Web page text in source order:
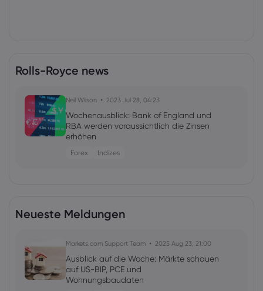
Rolls-Royce news
Neil Wilson 2023 Jul 28, 04:23
Wochenausblick: Bank of England und
RBA werden voraussichtlich die Zinsen
erhöhen
Forex Indizes
Neueste Meldungen
Markets.com Support Team 2025 Aug 23, 21:00
Ausblick auf die Woche: Märkte schauen
auf US-BIP, PCE und
Wohnungsbaudaten